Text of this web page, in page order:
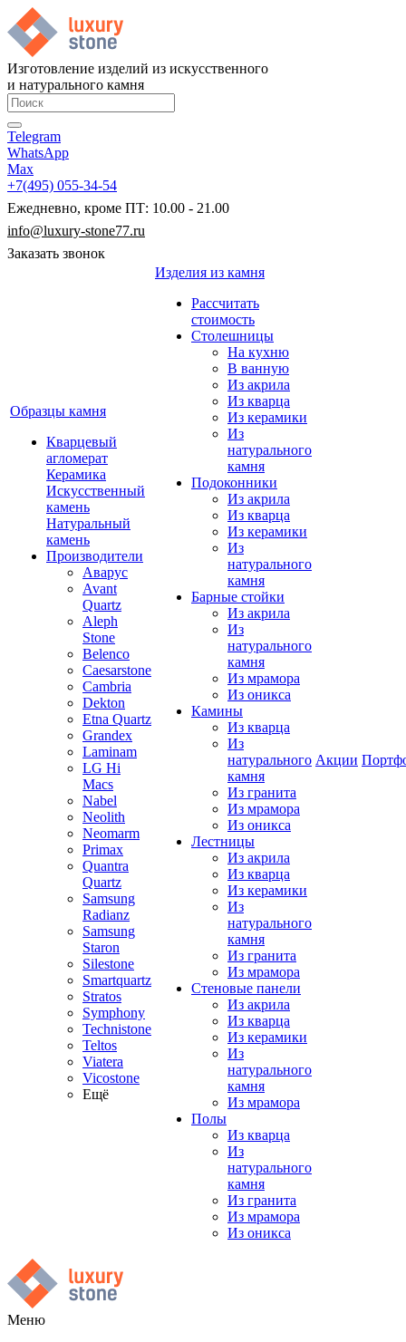
Изготовление изделий из искусственного
и натурального камня
Telegram
WhatsApp
Max
+7(495) 055-34-54
Ежедневно, кроме ПТ: 10.00 - 21.00
info@luxury-stone77.ru
Заказать звонок
Образцы камня
Кварцевый
агломерат
Керамика
Искусственный
камень
Натуральный
камень
Производители
Аварус
Avant
Quartz
Aleph
Stone
Belenco
Caesarstone
Cambria
Dekton
Etna Quartz
Grandex
Laminam
LG Hi
Macs
Nabel
Neolith
Neomarm
Primax
Quantra
Quartz
Samsung
Radianz
Samsung
Staron
Silestone
Smartquartz
Stratos
Symphony
Technistone
Teltos
Viatera
Vicostone
Ещё
Изделия из камня
Рассчитать
стоимость
Столешницы
На кухню
В ванную
Из акрила
Из кварца
Из керамики
Из
натурального
камня
Подоконники
Из акрила
Из кварца
Из керамики
Из
натурального
камня
Барные стойки
Из акрила
Из
натурального
камня
Из мрамора
Из оникса
Камины
Из кварца
Из
натурального
камня
Из гранита
Из мрамора
Из оникса
Лестницы
Из акрила
Из кварца
Из керамики
Из
натурального
камня
Из гранита
Из мрамора
Стеновые панели
Из акрила
Из кварца
Из керамики
Из
натурального
камня
Из мрамора
Полы
Из кварца
Из
натурального
камня
Из гранита
Из мрамора
Из оникса
Акции
Меню